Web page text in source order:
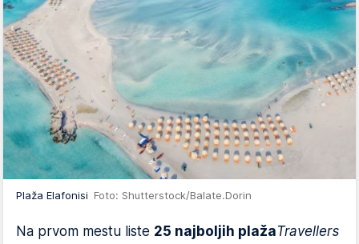
Plaža Elafonisi Foto: Shutterstock/Balate.Dorin
Na prvom mestu liste 25 najboljih plažaTravellers